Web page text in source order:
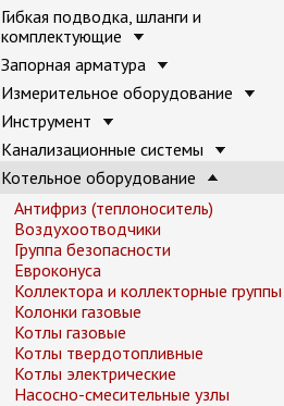
Гибкая подводка, шланги и
комплектующие
Запорная арматура
Измерительное оборудование
Инструмент
Канализационные системы
Котельное оборудование
Антифриз (теплоноситель)
Воздухоотводчики
Группа безопасности
Евроконуса
Коллектора и коллекторные группы
Колонки газовые
Котлы газовые
Котлы твердотопливные
Котлы электрические
Насосно-смесительные узлы